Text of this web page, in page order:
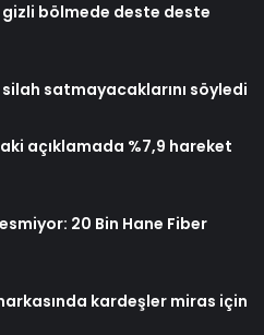
bölmede deste deste
silah satmayacaklarını söyledi
açıklamada %7,9 hareket
20 Bin Hane Fiber
kardeşler miras için